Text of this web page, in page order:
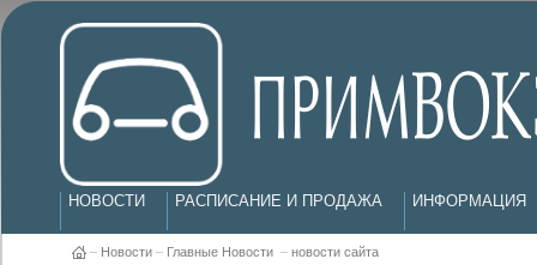
НОВОСТИ РАСПИСАНИЕ И ПРОДАЖА ИНФОРМАЦИЯ
– Новости – Главные Новости – новости сайта